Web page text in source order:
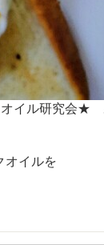
オイル研究会★
オイルを